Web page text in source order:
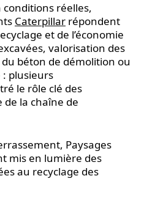
conditions réelles,
Caterpillar répondent
et de l’économie
valorisation des
béton de démolition ou
plusieurs
le rôle clé des
de la chaîne de
Paysages
mis en lumière des
au recyclage des